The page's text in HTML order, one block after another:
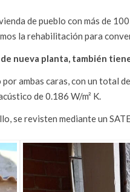
de pueblo con más de
la rehabilitación para
nueva planta, también
ambas caras, con un total
de 0.186 W/m² K.
se revisten mediante un